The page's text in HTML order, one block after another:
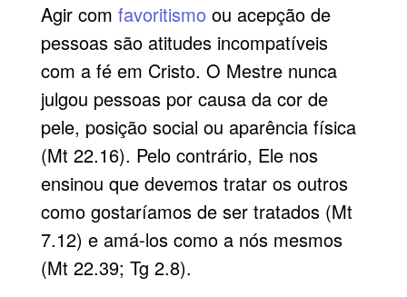
Agir com favoritismoou acepção de
pessoas são atitudes incompatíveis
com a fé em Cristo. O Mestre nunca
julgou pessoas por causa da cor de
pele, posição social ou aparência física
(Mt 22.16). Pelo contrário, Ele nos
ensinou que devemos tratar os outros
como gostaríamos de ser tratados (Mt
7.12) e amá-los como a nós mesmos
(Mt 22.39; Tg 2.8).